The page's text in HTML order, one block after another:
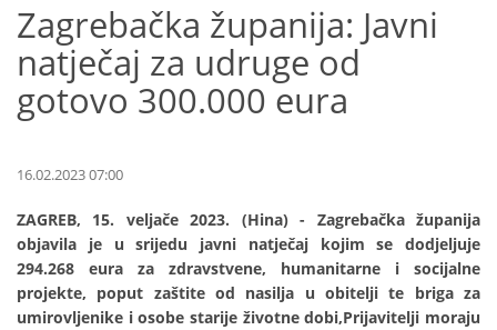
Zagrebačka županija: Javni
natječaj za udruge od
gotovo 300.000 eura
16.02.2023 07:00
ZAGREB, 15. veljače 2023. (Hina) - Zagrebačka županija
objavila je u srijedu javni natječaj kojim se dodjeljuje
294.268 eura za zdravstvene, humanitarne i socijalne
projekte, poput zaštite od nasilja u obitelji te briga za
umirovljenike i osobe starije životne dobi,Prijavitelji moraju